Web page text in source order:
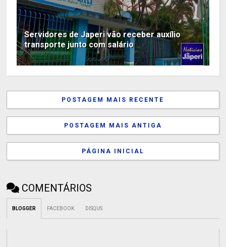
Servidores de Japeri vão receber auxílio
transporte junto com salário
POSTAGEM MAIS RECENTE
POSTAGEM MAIS ANTIGA
PÁGINA INICIAL
COMENTÁRIOS
BLOGGER FACEBOOK DISQUS